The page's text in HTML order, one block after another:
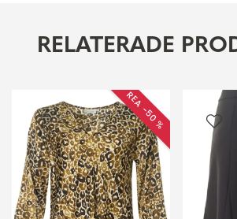
RELATERADE
REA −50 %